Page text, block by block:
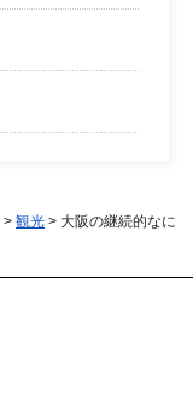
> 観光 > 大阪の継続的なに